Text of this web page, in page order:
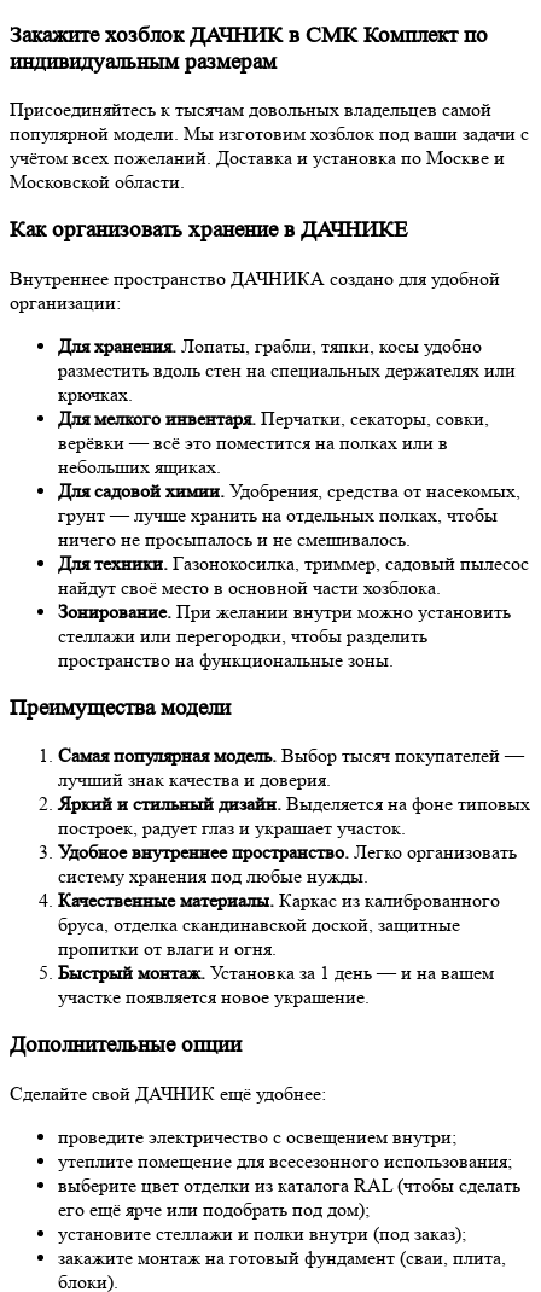
Закажите хозблок ДАЧНИК в СМК Комплект по
индивидуальным размерам
Присоединяйтесь к тысячам довольных владельцев самой
популярной модели. Мы изготовим хозблок под ваши задачи с
учётом всех пожеланий. Доставка и установка по Москве и
Московской области.
Как организовать хранение в ДАЧНИКЕ
Внутреннее пространство ДАЧНИКА создано для удобной
организации:
Для хранения. Лопаты, грабли, тяпки, косы удобно
разместить вдоль стен на специальных держателях или
крючках.
Для мелкого инвентаря. Перчатки, секаторы, совки,
верёвки — всё это поместится на полках или в
небольших ящиках.
Для садовой химии. Удобрения, средства от насекомых,
грунт — лучше хранить на отдельных полках, чтобы
ничего не просыпалось и не смешивалось.
Для техники. Газонокосилка, триммер, садовый пылесос
найдут своё место в основной части хозблока.
Зонирование. При желании внутри можно установить
стеллажи или перегородки, чтобы разделить
пространство на функциональные зоны.
Преимущества модели
Самая популярная модель. Выбор тысяч покупателей —
лучший знак качества и доверия.
Яркий и стильный дизайн. Выделяется на фоне типовых
построек, радует глаз и украшает участок.
Удобное внутреннее пространство. Легко организовать
систему хранения под любые нужды.
Качественные материалы. Каркас из калиброванного
бруса, отделка скандинавской доской, защитные
пропитки от влаги и огня.
Быстрый монтаж. Установка за 1 день — и на вашем
участке появляется новое украшение.
Дополнительные опции
Сделайте свой ДАЧНИК ещё удобнее:
проведите электричество с освещением внутри;
утеплите помещение для всесезонного использования;
выберите цвет отделки из каталога RAL (чтобы сделать
его ещё ярче или подобрать под дом);
установите стеллажи и полки внутри (под заказ);
закажите монтаж на готовый фундамент (сваи, плита,
блоки).